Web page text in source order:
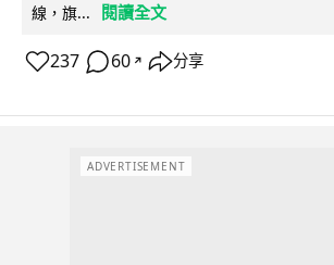
線，旗...
閱讀全文
237 60 ↗ 分享
ADVERTISEMENT